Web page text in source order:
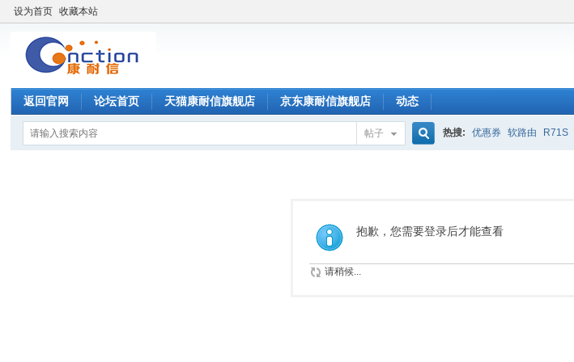
设为首页 收藏本站
返回官网 论坛首页 天猫康耐信旗舰店 京东康耐信旗舰店 动态
帖子
索
热搜: 优惠券 软路由 R71S
抱歉，您需要登录后才能查看
请稍候...